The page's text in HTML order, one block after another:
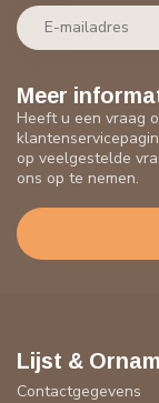
Meer
Heeft u een vraag
op veelgestelde
ons op te nemen.
Lijst &
Contactgegevens